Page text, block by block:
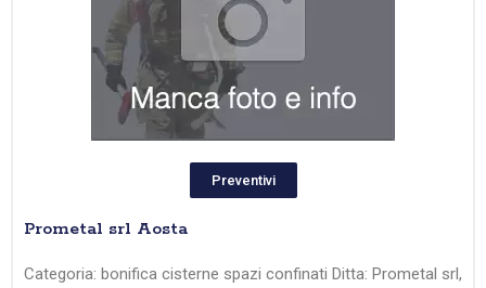
Preventivi
Prometal srl Aosta
Categoria: bonifica cisterne spazi confinati Ditta: Prometal srl,